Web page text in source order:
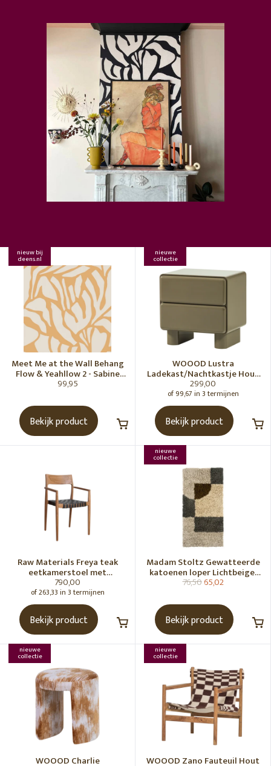
nieuw bij
deens.nl
Meet Me at the Wall Behang
Flow & Yeahllow 2 - Sabine
van Vessem
99,95
Bekijk product
nieuwe
collectie
WOOOD Lustra
Ladekast/Nachtkastje Hout
Hoogglans Groen [Fsc]
299,00
of 99,67 in 3 termijnen
Bekijk product
Raw Materials Freya teak
eetkamerstoel met
armleuning - Zwart (set of 2)
790,00
of 263,33 in 3 termijnen
Bekijk product
nieuwe
collectie
Madam Stoltz Gewatteerde
katoenen loper Lichtbeige,
gebroken wit, grijs, groen
76,5065,02
Bekijk product
nieuwe
collectie
WOOOD Charlie
nieuwe
collectie
WOOOD Zano Fauteuil Hout